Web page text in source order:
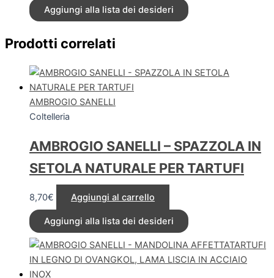
Aggiungi alla lista dei desideri
Prodotti correlati
AMBROGIO SANELLI
Coltelleria
AMBROGIO SANELLI – SPAZZOLA IN
SETOLA NATURALE PER TARTUFI
8,70€ Aggiungi al carrello
Aggiungi alla lista dei desideri